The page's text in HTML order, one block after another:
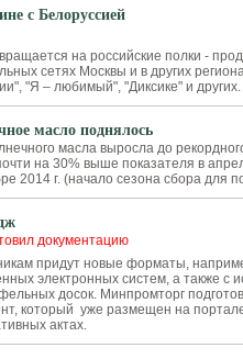
с Белоруссией
на российские полки -
сетях Москвы и в других
"Я – любимый", "Диксике" и других.
масло поднялось
масла выросла до
на 30% выше показателя в
2014 г. (начало сезона сбора для
документацию
придут новые форматы,
электронных систем, а также с
досок. Минпромторг
который уже размещен на
актах.